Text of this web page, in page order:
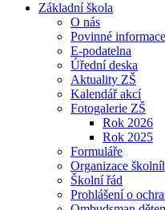
Základní škola
O nás
Povinné informace
E-podatelna
Úřední deska
Aktuality ZŠ
Kalendář akcí
Fotogalerie ZŠ
Rok 2026
Rok 2025
Formuláře
Organizace
Školní řád
Prohlášení o